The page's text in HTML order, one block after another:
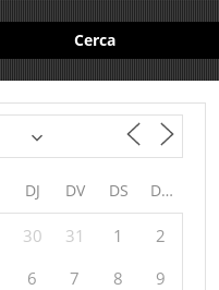
Cerca
DJ DV DS DG
30 31 1
2
6 7 8
9